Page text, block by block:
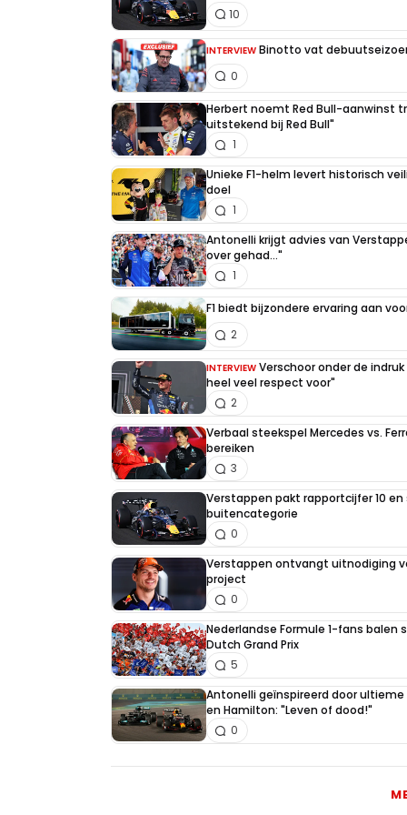
Meepraten? Dat kan! Je hoeft je alleen
INLOGGEN
10
INTERVIEW Binotto vat
0
Herbert noemt Red Bull-aanwinst
uitstekend bij Red Bull"
1
Unieke F1-helm levert historisch
doel
1
Antonelli krijgt advies van
over gehad..."
1
F1 biedt bijzondere ervaring aan
2
INTERVIEW Verschoor onder de
heel veel respect voor"
2
Verbaal steekspel Mercedes vs.
bereiken
3
Verstappen pakt rapportcijfer 10
buitencategorie
0
Verstappen ontvangt uitnodiging
project
0
Nederlandse Formule 1-fans
Dutch Grand Prix
5
Antonelli geïnspireerd door
en Hamilton: "Leven of dood!"
0